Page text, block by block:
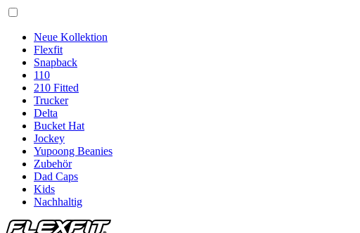
Neue Kollektion
Flexfit
Snapback
110
210 Fitted
Trucker
Delta
Bucket Hat
Jockey
Yupoong Beanies
Zubehör
Dad Caps
Kids
Nachhaltig